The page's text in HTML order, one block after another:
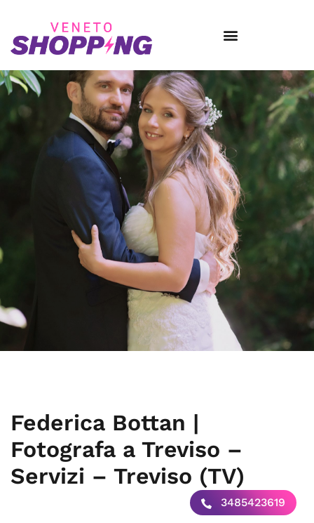
Federica Bottan |
Fotografa a Treviso –
Servizi – Treviso (TV)
3485423619